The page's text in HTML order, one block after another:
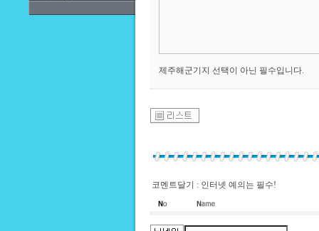
제주해군기지 선택이 아닌 필수입니다.
코멘트달기 : 인터넷 예의는 필수!